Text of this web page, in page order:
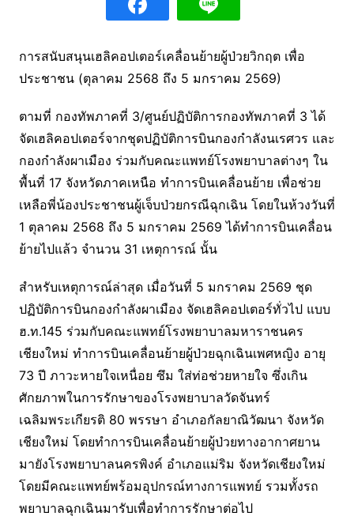
การสนับสนุนเฮลิคอปเตอร์เคลื่อนย้ายผู้ป่วยวิกฤต เพื่อ
ประชาชน (ตุลาคม 2568 ถึง 5 มกราคม 2569)
ตามที่ กองทัพภาคที่ 3/ศูนย์ปฏิบัติการกองทัพภาคที่ 3 ได้
จัดเฮลิคอปเตอร์จากชุดปฏิบัติการบินกองกำลังนเรศวร และ
กองกำลังผาเมือง ร่วมกับคณะแพทย์โรงพยาบาลต่างๆ ใน
พื้นที่ 17 จังหวัดภาคเหนือ ทำการบินเคลื่อนย้าย เพื่อช่วย
เหลือพี่น้องประชาชนผู้เจ็บป่วยกรณีฉุกเฉิน โดยในห้วงวันที่
1 ตุลาคม 2568 ถึง 5 มกราคม 2569 ได้ทำการบินเคลื่อน
ย้ายไปแล้ว จำนวน 31 เหตุการณ์ นั้น
สำหรับเหตุการณ์ล่าสุด เมื่อวันที่ 5 มกราคม 2569 ชุด
ปฏิบัติการบินกองกำลังผาเมือง จัดเฮลิคอปเตอร์ทั่วไป แบบ
ฮ.ท.145 ร่วมกับคณะแพทย์โรงพยาบาลมหาราชนคร
เชียงใหม่ ทำการบินเคลื่อนย้ายผู้ป่วยฉุกเฉินเพศหญิง อายุ
73 ปี ภาวะหายใจเหนื่อย ซึม ใส่ท่อช่วยหายใจ ซึ่งเกิน
ศักยภาพในการรักษาของโรงพยาบาลวัดจันทร์
เฉลิมพระเกียรติ 80 พรรษา อำเภอกัลยาณิวัฒนา จังหวัด
เชียงใหม่ โดยทำการบินเคลื่อนย้ายผู้ป่วยทางอากาศยาน
มายังโรงพยาบาลนครพิงค์ อำเภอแม่ริม จังหวัดเชียงใหม่
โดยมีคณะแพทย์พร้อมอุปกรณ์ทางการแพทย์ รวมทั้งรถ
พยาบาลฉุกเฉินมารับเพื่อทำการรักษาต่อไป